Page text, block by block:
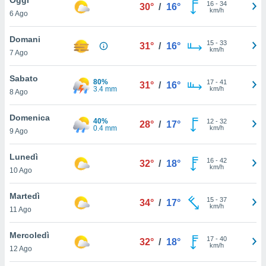
è
al sito
di
ci
di
il
un
la
nella
6 Ago
30° / 16° 16- 34
km/h
Domani
7 Ago
31° / 16° 15- 33
km/h
Sabato
8 Ago
80%
3.4 mm
31° / 16° 17- 41
km/h
Domenica
9 Ago
40%
0.4 mm
28° / 17° 12- 32
km/h
Lunedì
10 Ago
32° / 18° 16- 42
km/h
Martedì
11 Ago
34° / 17° 15- 37
km/h
Mercoledì
12 Ago
32° / 18° 17- 40
km/h